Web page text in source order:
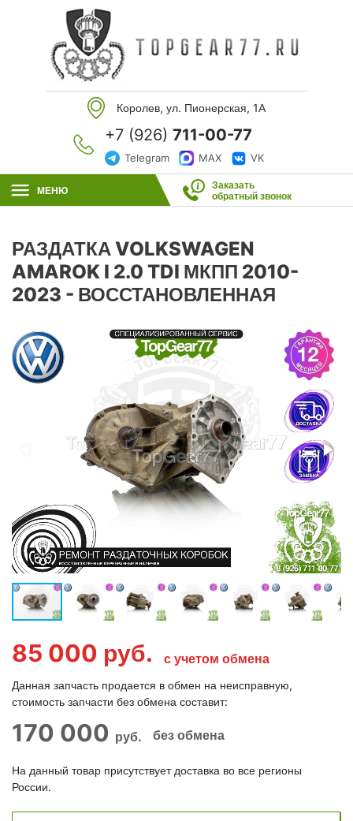
Королев, ул. Пионерская, 1А
+7 (926) 711-00-77
Telegram MAX VK
МЕНЮ
Заказать
обратный звонок
РАЗДАТКА VOLKSWAGEN
AMAROK I 2.0 TDI МКПП 2010-
2023 - ВОССТАНОВЛЕННАЯ
85 000 руб. с учетом обмена
Данная запчасть продается в обмен на неисправную,
стоимость запчасти без обмена составит:
170 000 руб. без обмена
На данный товар присутствует доставка во все регионы
России.